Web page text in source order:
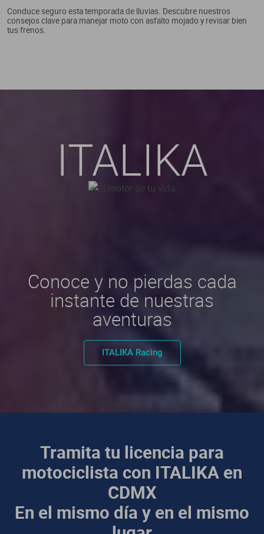
Conduce seguro esta temporada de lluvias. Descubre nuestros
consejos clave para manejar moto con asfalto mojado y revisar bien
tus frenos.
ITALIKA
Conoce y no pierdas cada
instante de nuestras
aventuras
ITALIKA Racing
Tramita tu licencia para
motociclista con ITALIKA en
CDMX
En el mismo día y en el mismo